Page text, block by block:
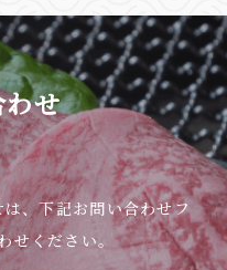
1品になっておりま
・豚カルビ ・ 若
／
す。
わせ
、下記お問い合わせフ
せください。